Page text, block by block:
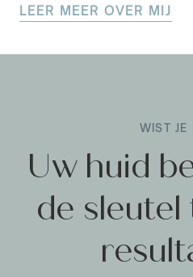
LEER MEER OVER MIJ
WIST JE
Uw huid
de